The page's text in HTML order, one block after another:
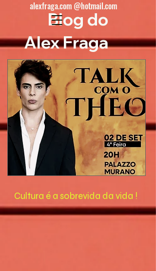
Cultura é a sobrevida da vida !
Blog do
Alex Fraga
alexfraga.com @hotmail.com